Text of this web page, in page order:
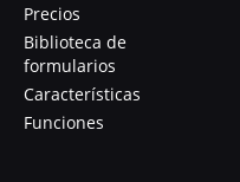
Precios
Biblioteca de
formularios
Características
Funciones